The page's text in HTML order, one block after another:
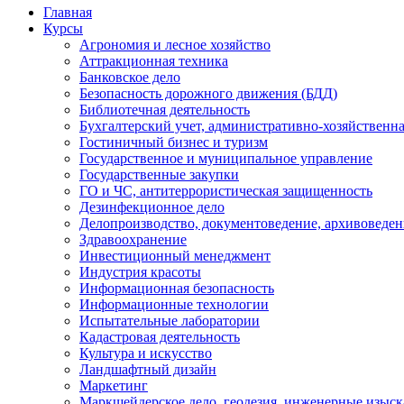
Главная
Курсы
Агрономия и лесное хозяйство
Аттракционная техника
Банковское дело
Безопасность дорожного движения (БДД)
Библиотечная деятельность
Бухгалтерский учет, административно-
Гостиничный бизнес и туризм
Государственное и муниципальное управление
Государственные закупки
ГО и ЧС, антитеррористическая защищенность
Дезинфекционное дело
Делопроизводство, документоведение,
Здравоохранение
Инвестиционный менеджмент
Индустрия красоты
Информационная безопасность
Информационные технологии
Испытательные лаборатории
Кадастровая деятельность
Культура и искусство
Ландшафтный дизайн
Маркетинг